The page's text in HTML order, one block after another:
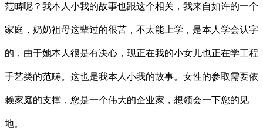
范畴呢？我本人小我的故事也跟这个相关，我来自如许的一个
家庭，奶奶祖母这辈过的很苦，不太能上学，是本人学会认字
的，由于她本人很是有决心，现正在我的小女儿也正在学工程
手艺类的范畴。这也是我本人小我的故事。女性的参取需要依
赖家庭的支撑，您是一个伟大的企业家，想领会一下您的见
地。